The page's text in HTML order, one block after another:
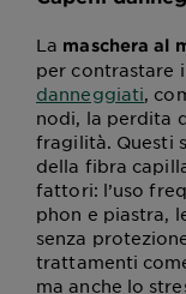
La maschera al
per contrastare
danneggiati,
nodi, la perdita
fragilità. Questi
della fibra
fattori: l’uso
phon e piastra,
senza
trattamenti
ma anche lo